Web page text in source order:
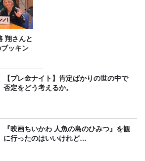
翔さんと
ブッキン
【プレ金ナイト】肯定ばかりの世の中で
否定をどう考えるか。
『映画ちいかわ 人魚の島のひみつ』を観
に行ったのはいいけれど…